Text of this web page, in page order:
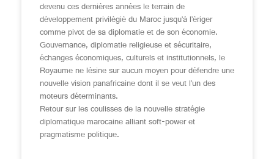
devenu ces dernières années le terrain de
développement privilégié du Maroc jusqu’à l’ériger
comme pivot de sa diplomatie et de son économie.
Gouvernance, diplomatie religieuse et sécuritaire,
échanges économiques, culturels et institutionnels, le
Royaume ne lésine sur aucun moyen pour défendre une
nouvelle vision panafricaine dont il se veut l’un des
moteurs déterminants.
Retour sur les coulisses de la nouvelle stratégie
diplomatique marocaine alliant soft-power et
pragmatisme politique.